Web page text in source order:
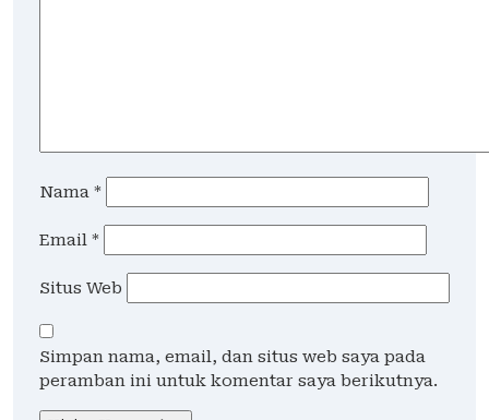
Nama *
Email *
Situs Web
Simpan nama, email, dan situs web saya pada
peramban ini untuk komentar saya berikutnya.